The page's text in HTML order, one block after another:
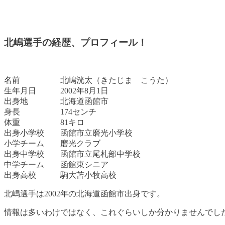
北嶋選手の経歴、プロフィール！
名前 北嶋洸太（きたじま こうた）
生年月日 2002年8月1日
出身地 北海道函館市
身長 174センチ
体重 81キロ
出身小学校 函館市立磨光小学校
小学チーム 磨光クラブ
出身中学校 函館市立尾札部中学校
中学チーム 函館東シニア
出身高校 駒大苫小牧高校
北嶋選手は2002年の北海道函館市出身です。
情報は多いわけではなく、これぐらいしか分かりませんで